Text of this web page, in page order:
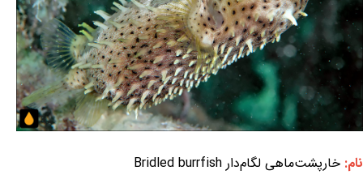
نام: خارپشت‌ماهی لگام‌دار Bridled burrfish